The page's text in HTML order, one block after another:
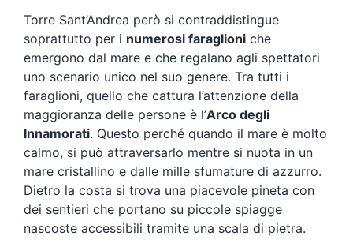
Torre Sant’Andrea però si contraddistingue
soprattutto per i numerosi faraglioni che
emergono dal mare e che regalano agli spettatori
uno scenario unico nel suo genere. Tra tutti i
faraglioni, quello che cattura l’attenzione della
maggioranza delle persone è l’Arco degli
Innamorati. Questo perché quando il mare è molto
calmo, si può attraversarlo mentre si nuota in un
mare cristallino e dalle mille sfumature di azzurro.
Dietro la costa si trova una piacevole pineta con
dei sentieri che portano su piccole spiagge
nascoste accessibili tramite una scala di pietra.